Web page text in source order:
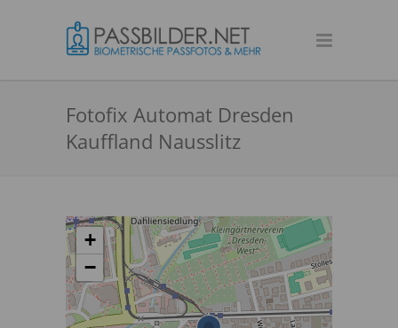
Fotofix Automat Dresden
Kauffland Nausslitz
+
−